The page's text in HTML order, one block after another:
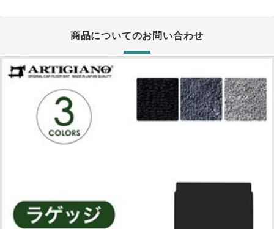
商品についてのお問い合わせ